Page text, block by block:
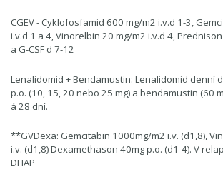
CGEV - Cyklofosfamid 600 mg/m2 i.v.d 1-3,
i.v.d 1 a 4, Vinorelbin 20 mg/m2 i.v.d 4,
a G-CSF d 7-12
Lenalidomid + Bendamustin: Lenalidomid denní
p.o. (10, 15, 20 nebo 25 mg) a bendamustin (60
á 28 dní.
**GVDexa: Gemcitabin 1000mg/m2 i.v. (d1,8),
i.v. (d1,8) Dexamethason 40mg p.o. (d1-4). V
DHAP